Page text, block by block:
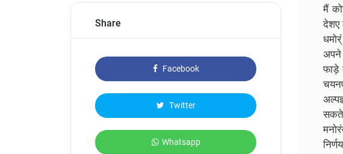
Share
Facebook
Twitter
Whatsapp
मैं
देशए
अपने
फाड़े
सकते